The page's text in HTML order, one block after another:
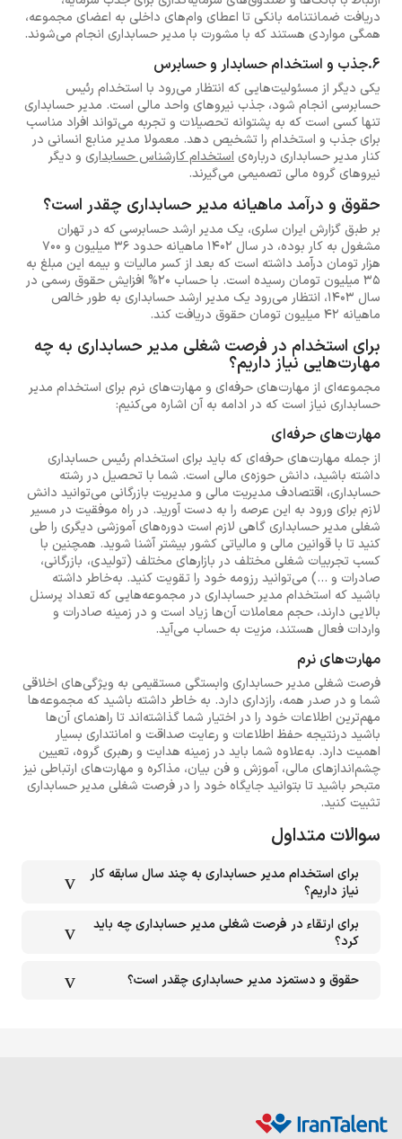
دریافت ضمانتنامه بانکی تا اعطای وام‌های داخلی به اعضای مجموعه،
همگی مواردی هستند که با مشورت با مدیر حسابداری انجام می‌شوند.
6.جذب و استخدام حسابدار و حسابرس
یکی دیگر از مسئولیت‌هایی که انتظار می‌رود با استخدام رئیس
حسابرسی انجام شود، جذب نیروهای واحد مالی است. مدیر حسابداری
تنها کسی است که به پشتوانه تحصیلات و تجربه می‌تواند افراد مناسب
برای جذب و استخدام را تشخیص دهد. معمولا مدیر منابع انسانی در
کنار مدیر حسابداری درباره‌یاستخدام کارشناس حسابداری و دیگر
نیروهای گروه مالی تصمیمی می‌گیرند.
حقوق و درآمد ماهیانه مدیر حسابداری چقدر است؟
بر طبق گزارش ایران سلری، یک مدیر ارشد حسابرسی که در تهران
مشغول به کار بوده، در سال 1402 ماهیانه حدود 36 میلیون و 700
هزار تومان درآمد داشته است که بعد از کسر مالیات و بیمه این مبلغ به
35 میلیون تومان رسیده است. با حساب 20% افزایش حقوق رسمی در
سال 1403، انتظار می‌رود یک مدیر ارشد حسابداری به طور خالص
ماهیانه 42 میلیون تومان حقوق دریافت کند.
برای استخدام در فرصت شغلی مدیر حسابداری به چه
مهارت‌هایی نیاز داریم؟
مجموعه‌ای از مهارت‌های حرفه‌ای و مهارت‌های نرم برای استخدام مدیر
حسابداری نیاز است که در ادامه به آن اشاره می‌کنیم:
مهارت‌های حرفه‌ای
از جمله مهارت‌های حرفه‌ای که باید برای استخدام رئیس حسابداری
داشته باشید، دانش حوزه‌ی مالی است. شما با تحصیل در رشته
حسابداری، اقتصادف مدیریت مالی و مدیریت بازرگانی می‌توانید دانش
لازم برای ورود به این عرصه را به دست آورید. در راه موفقیت در مسیر
شغلی مدیر حسابداری گاهی لازم است دوره‌های آموزشی دیگری را طی
کنید تا با قوانین مالی و مالیاتی کشور بیشتر آشنا شوید. همچنین با
کسب تجربیات شغلی مختلف در بازارهای مختلف (تولیدی، بازرگانی،
صادرات و ...) می‌توانید رزومه خود را تقویت کنید. به‌خاطر داشته
باشید که استخدام مدیر حسابداری در مجموعه‌هایی که تعداد پرسنل
بالایی دارند، حجم معاملات آن‌ها زیاد است و در زمینه صادرات و
واردات فعال هستند، مزیت به حساب می‌آید.
مهارت‌های نرم
فرصت شغلی مدیر حسابداری وابستگی مستقیمی به ویژگی‌های اخلاقی
شما و در صدر همه، رازداری دارد. به خاطر داشته باشید که مجموعه‌ها
مهم‌ترین اطلاعات خود را در اختیار شما گذاشته‌اند تا راهنمای آن‌ها
باشید درنتیجه حفظ اطلاعات و رعایت صداقت و امانتداری بسیار
اهمیت دارد. به‌علاوه شما باید در زمینه هدایت و رهبری گروه، تعیین
چشم‌اندازهای مالی، آموزش و فن بیان، مذاکره و مهارت‌های ارتباطی نیز
متبحر باشید تا بتوانید جایگاه خود را در فرصت شغلی مدیر حسابداری
تثبیت کنید.
سوالات متداول
برای استخدام مدیر حسابداری به چند سال سابقه کار
نیاز داریم؟
برای ارتقاء در فرصت شغلی مدیر حسابداری چه باید
کرد؟
حقوق و دستمزد مدیر حسابداری چقدر است؟